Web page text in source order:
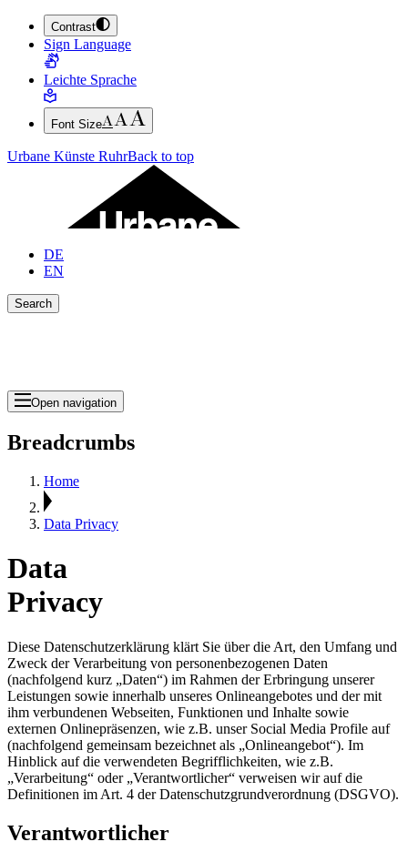
JUMP TO MAIN CONTENT (PRESS ENTER)
JUMP TO THE FOOTER (PRESS ENTER)
Contrast
Sign Language
Leichte Sprache
Font Size
Urbane Künste RuhrBack to top
DE
EN
Search
Open navigation
Breadcrumbs
Home
Data Privacy
Data
Privacy
Diese Datenschutzerklärung klärt Sie über die Art, den Umfang und
Zweck der Verarbeitung von personenbezogenen Daten
(nachfolgend kurz „Daten“) im Rahmen der Erbringung unserer
Leistungen sowie innerhalb unseres Onlineangebotes und der mit
ihm verbundenen Webseiten, Funktionen und Inhalte sowie
externen Onlinepräsenzen, wie z.B. unser Social Media Profile auf
(nachfolgend gemeinsam bezeichnet als „Onlineangebot“). Im
Hinblick auf die verwendeten Begrifflichkeiten, wie z.B.
„Verarbeitung“ oder „Verantwortlicher“ verweisen wir auf die
Definitionen im Art. 4 der Datenschutzgrundverordnung (DSGVO).
Verantwortlicher